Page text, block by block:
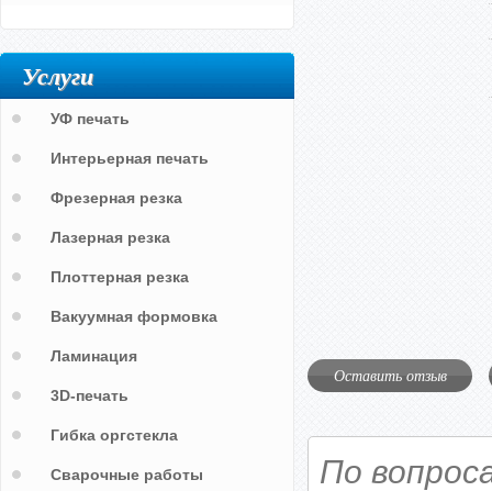
Оставить отзыв
По
Услуги
УФ печать
Интерьерная печать
Фрезерная резка
Лазерная резка
Плоттерная резка
Вакуумная формовка
Ламинация
3D-печать
Гибка оргстекла
Сварочные работы